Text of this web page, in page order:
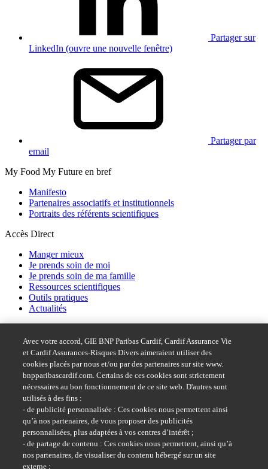
Partager sur
LinkedIn (ouvre une nouvelle fenêtre)
Partager par
email
My Food My Future en bref
Manifesto
Partenaires associatifs et institutionnels
Portraits des référents scientifiques
Accès Direct
Manger mieux
Je prends soin de moi
Je prends soin de ma famille
Ressources scientifiques
Outils pratiques
Actualités
Dispositif d'alerte BNP Paribas
Accessibilité : partiellement conforme
Suivez-nous sur
Avec votre accord, GIE BNP Paribas Cardif, Cardif Assurance Vie
et Cardif Assurances-Risques Divers aimeraient utiliser des
cookies placés par nous et/ou par des partenaires sur site www.
bnpparibascardif.com. Certains de ces cookies sont strictement
nécessaires au bon fonctionnement de ce site web. D'autres sont
utilisés à des fins :
- de publicité personnalisée : Ces cookies nous permettent ainsi
qu’à nos partenaires, de vous proposer des publicités
personnalisées, plus adaptées à vos centres d’intérêt ;
- de partage de contenu : Ces cookies nous permettent, ainsi qu’à
nos partenaires, de visualiser du contenu hébergé sur un site
externe ;